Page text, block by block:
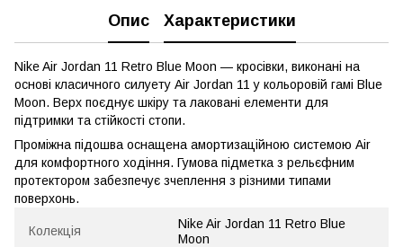
Опис Характеристики
Nike Air Jordan 11 Retro Blue Moon — кросівки, виконані на
основі класичного силуету Air Jordan 11 у кольоровій гамі Blue
Moon. Верх поєднує шкіру та лаковані елементи для
підтримки та стійкості стопи.
Проміжна підошва оснащена амортизаційною системою Air
для комфортного ходіння. Гумова підметка з рельєфним
протектором забезпечує зчеплення з різними типами
поверхонь.
Колекція
Nike Air Jordan 11 Retro Blue
Moon